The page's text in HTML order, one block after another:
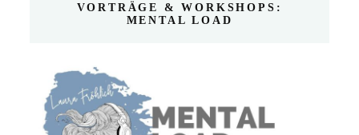
VORTRÄGE & WORKSHOPS:
MENTAL LOAD